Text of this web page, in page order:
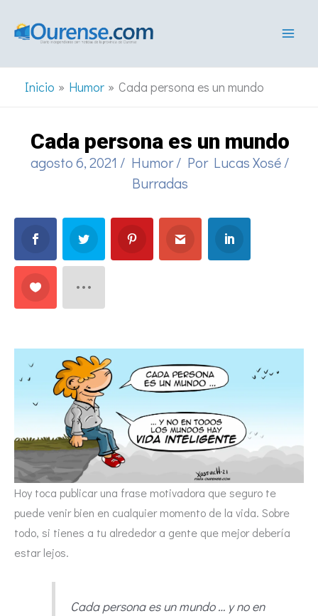
Inicio Humor Cada persona es un mundo
Cada persona es un mundo
agosto 6, 2021 / Humor/ Por Lucas Xosé/
Burradas
Hoy toca publicar una frase motivadora que seguro te
puede venir bien en cualquier momento de la vida. Sobre
todo, si tienes a tu alrededor a gente que mejor debería
estar lejos.
Cada persona es un mundo … y no en